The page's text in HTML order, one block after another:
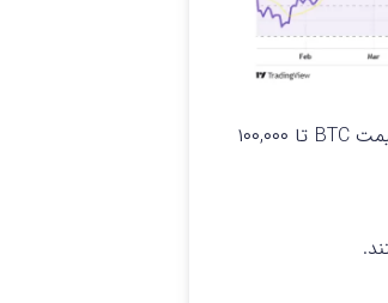
به این صورت ارائه شده که تحلیلگران معتقد هستند قیمت BTC تا ۱۰۰,۰۰۰